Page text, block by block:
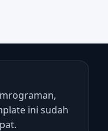
ini sudah